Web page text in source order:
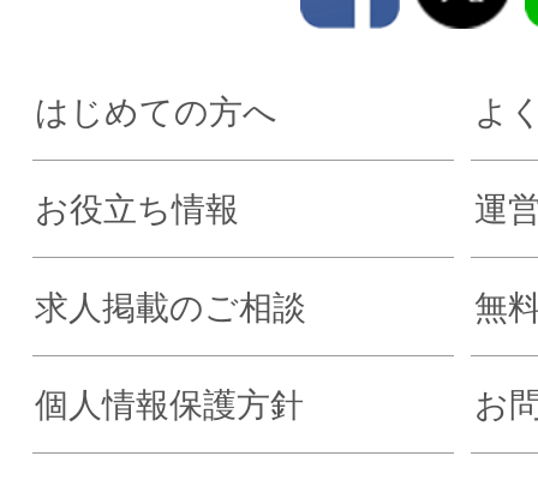
はじめての方へ よ
お役立ち情報 運
求人掲載のご相談 無
個人情報保護方針 お